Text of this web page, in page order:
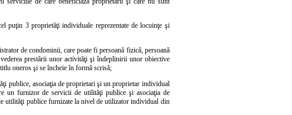
puţin 3 proprietăţi individuale reprezentate de locuinţe şi
de condominii, care poate fi persoană fizică, persoană
prestării unor activităţi şi îndeplinirii unor obiective
oneros şi se încheie în formă scrisă;
publice, asociaţia de proprietari şi un proprietar individual
un furnizor de servicii de utilităţi publice şi asociaţia de
utilităţi publice furnizate la nivel de utilizator individual din